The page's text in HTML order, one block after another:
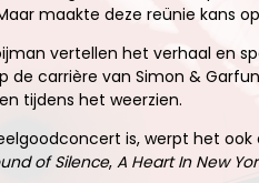
maakte deze reünie kans
vertellen het verhaal en
de carrière van Simon &
tijdens het weerzien.
is, werpt het ook
of Silence, A Heart In New